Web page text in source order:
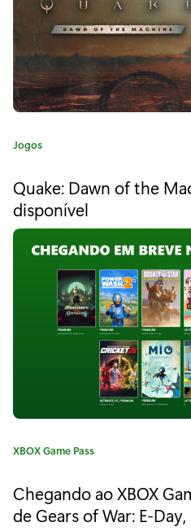
C
e
g
o
Jogos
Quake: Dawn of the
disponível
C
e
g
XBOX Game Pass
Chegando ao XBOX
de Gears of War: E-